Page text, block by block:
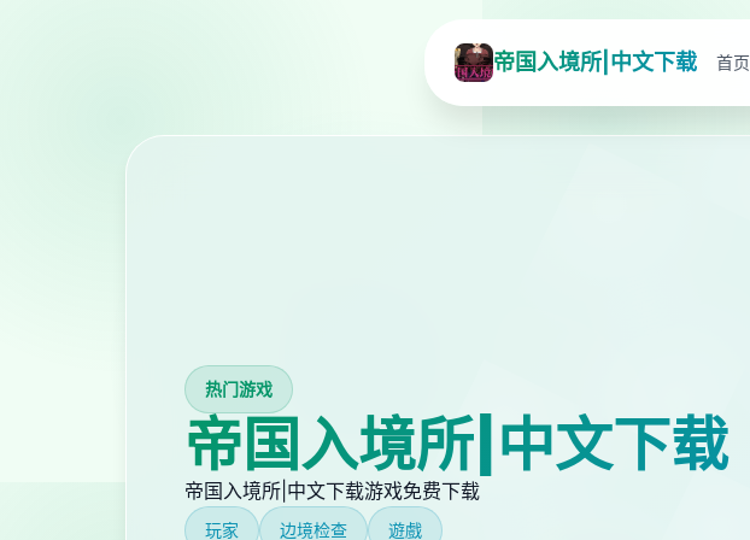
帝国入境所|中文下载 首页
热门游戏
帝国入境所|中文下载
帝国入境所|中文下载游戏免费下载
玩家 边境检查 遊戲